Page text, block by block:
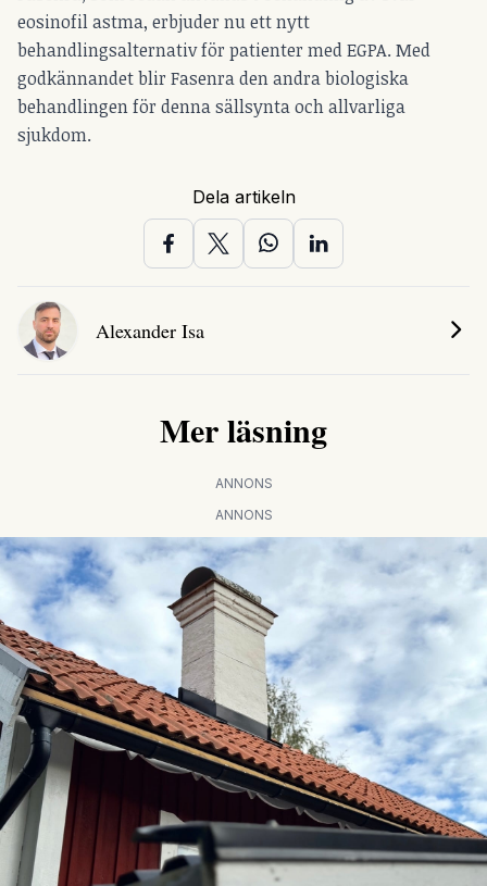
eosinofil astma, erbjuder nu ett nytt
behandlingsalternativ för patienter med EGPA. Med
godkännandet blir Fasenra den andra biologiska
behandlingen för denna sällsynta och allvarliga
sjukdom.
Dela artikeln
Alexander Isa
Mer läsning
ANNONS
ANNONS